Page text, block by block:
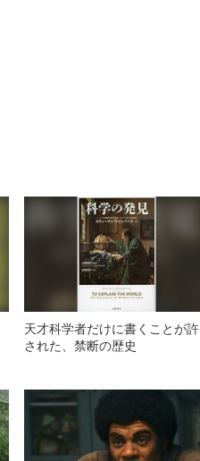
天才科学者だけに書くことが許
された、禁断の歴史